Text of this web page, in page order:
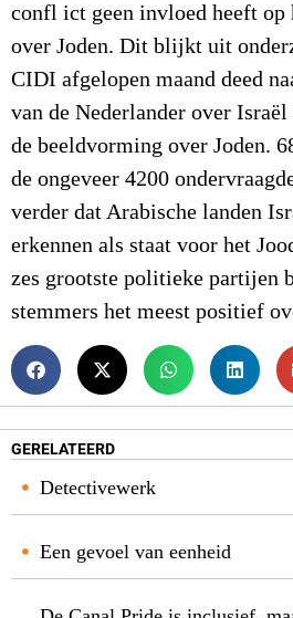
confl ict geen invloed heeft op
over Joden. Dit blijkt uit
CIDI afgelopen maand deed
van de Nederlander over Israël
de beeldvorming over Joden.
de ongeveer 4200
verder dat Arabische landen
erkennen als staat voor het
zes grootste politieke partijen
stemmers het meest positief
GERELATEERD
Detectivewerk
Een gevoel van eenheid